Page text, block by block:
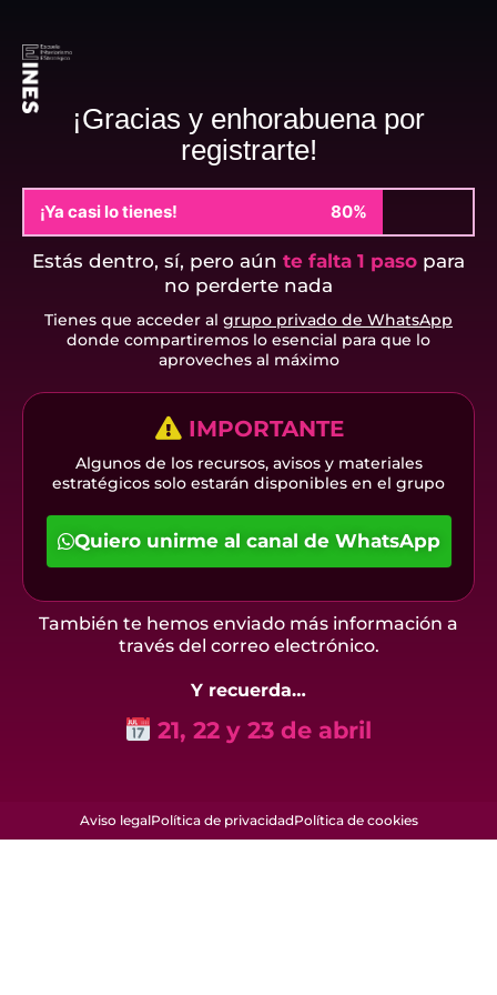
¡Gracias y enhorabuena por
registrarte!
¡Ya casi lo tienes! 80%
Estás dentro, sí, pero aún te falta 1 paso para
no perderte nada
Tienes que acceder al grupo privado de WhatsApp
donde compartiremos lo esencial para que lo
aproveches al máximo
IMPORTANTE
Algunos de los recursos, avisos y materiales
estratégicos solo estarán disponibles en el grupo
Quiero unirme al canal de WhatsApp
También te hemos enviado más información a
través del correo electrónico.
Y recuerda…
21, 22 y 23 de abril
Aviso legalPolítica de privacidadPolítica de cookies